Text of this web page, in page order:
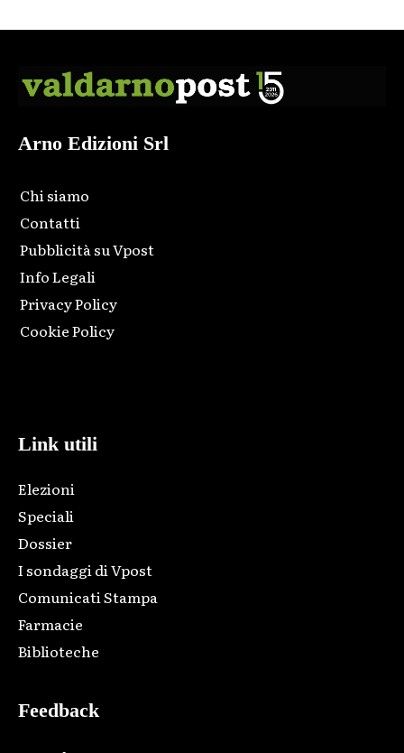
Arno Edizioni Srl
Chi siamo
Contatti
Pubblicità su Vpost
Info Legali
Privacy Policy
Cookie Policy
Link utili
Elezioni
Speciali
Dossier
I sondaggi di Vpost
Comunicati Stampa
Farmacie
Biblioteche
Feedback